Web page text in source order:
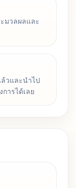
มวลผลและ
วและนำไป
ารได้เลย